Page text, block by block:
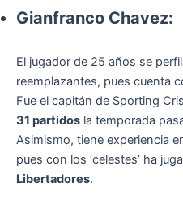
Gianfranco Chavez:
El jugador de 25 años se
reemplazantes, pues cuenta
Fue el capitán de Sporting
31 partidos la temporada
Asimismo, tiene experiencia
pues con los ‘celestes’ ha
Libertadores.